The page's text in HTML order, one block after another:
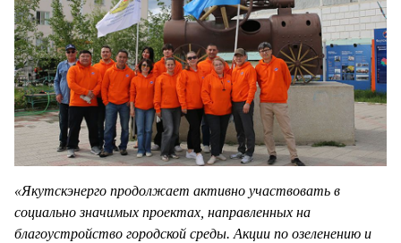
«Якутскэнерго продолжает активно участвовать в
социально значимых проектах, направленных на
благоустройство городской среды. Акции по озеленению и